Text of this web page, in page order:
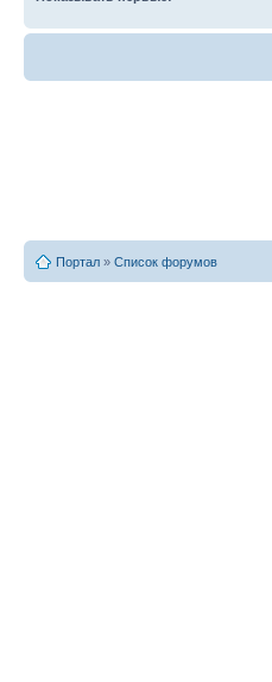
Портал » Список форумов